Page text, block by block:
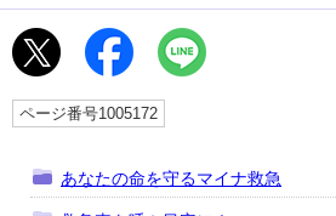
ページ番号1005172
あなたの命を守るマイナ救急